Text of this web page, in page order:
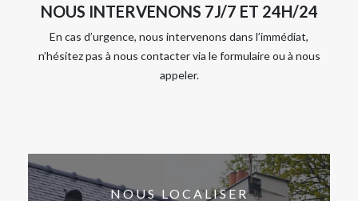
NOUS INTERVENONS 7J/7 ET 24H/24
En cas d’urgence, nous intervenons dans l’immédiat,
n’hésitez pas à nous contacter via le formulaire ou à nous
appeler.
NOUS LOCALISER